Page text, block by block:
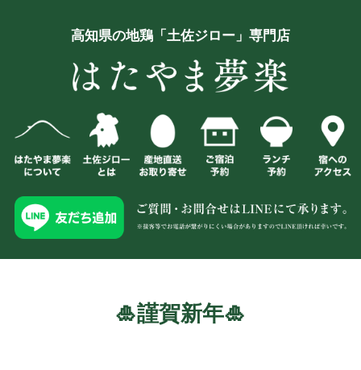
高知県の地鶏「土佐ジロー」専門店
🎍謹賀新年🎍